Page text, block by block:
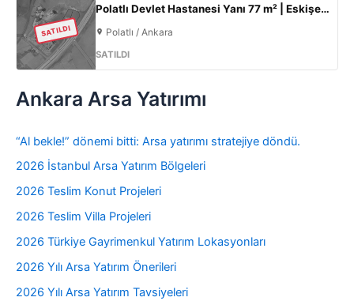
SATILDI
Polatlı Devlet Hastanesi Yanı 77 m² | Eskişehir Yolu Cepheli | Ticari+Konut İmarlı Arsa
Polatlı / Ankara
SATILDI
Ankara Arsa Yatırımı
“Al bekle!” dönemi bitti: Arsa yatırımı stratejiye döndü.
2026 İstanbul Arsa Yatırım Bölgeleri
2026 Teslim Konut Projeleri
2026 Teslim Villa Projeleri
2026 Türkiye Gayrimenkul Yatırım Lokasyonları
2026 Yılı Arsa Yatırım Önerileri
2026 Yılı Arsa Yatırım Tavsiyeleri